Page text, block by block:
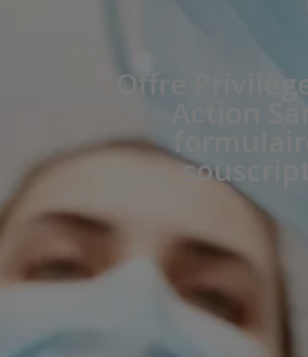
Offre
Action